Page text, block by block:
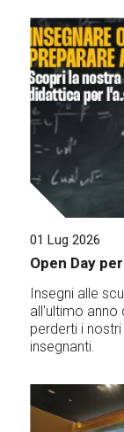
01 Lug 2026
Open Day
Insegni alle
all'ultimo anno
perderti i
insegnanti.